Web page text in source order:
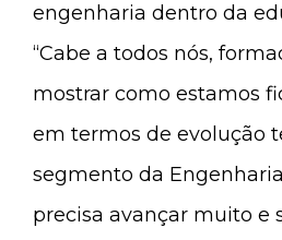
engenharia dentro da
“Cabe a todos nós,
mostrar como estamos
em termos de evolução
segmento da
precisa avançar muito e